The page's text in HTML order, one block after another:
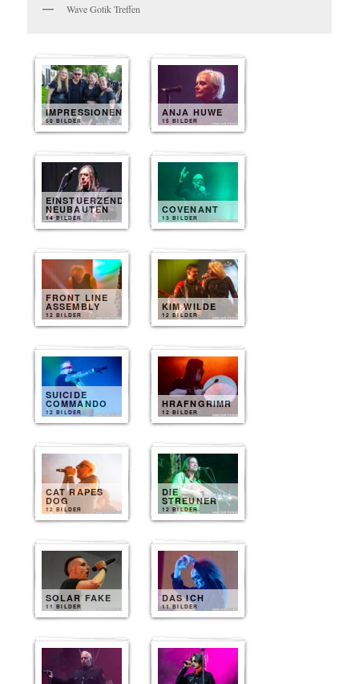
Wave Gotik Treffen
IMPRESSIONEN
50 BILDER
ANJA HUWE
15 BILDER
EINSTUERZENDE
NEUBAUTEN
14 BILDER
COVENANT
13 BILDER
FRONT LINE
ASSEMBLY
12 BILDER
KIM WILDE
12 BILDER
SUICIDE
COMMANDO
12 BILDER
HRAFNGRIMR
12 BILDER
CAT RAPES
DOG
12 BILDER
DIE
STREUNER
12 BILDER
SOLAR FAKE
11 BILDER
DAS ICH
11 BILDER